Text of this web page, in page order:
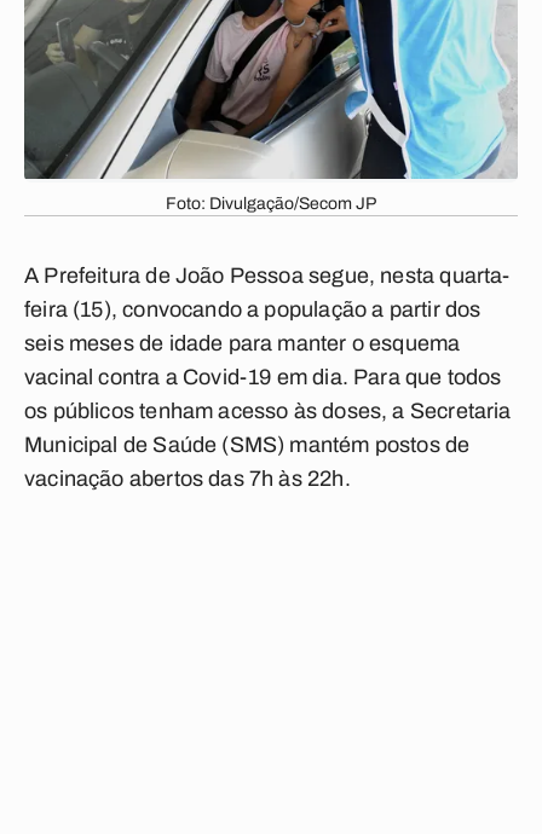
Foto: Divulgação/Secom JP
A Prefeitura de João Pessoa segue, nesta quarta-
feira (15), convocando a população a partir dos
seis meses de idade para manter o esquema
vacinal contra a Covid-19 em dia. Para que todos
os públicos tenham acesso às doses, a Secretaria
Municipal de Saúde (SMS) mantém postos de
vacinação abertos das 7h às 22h.